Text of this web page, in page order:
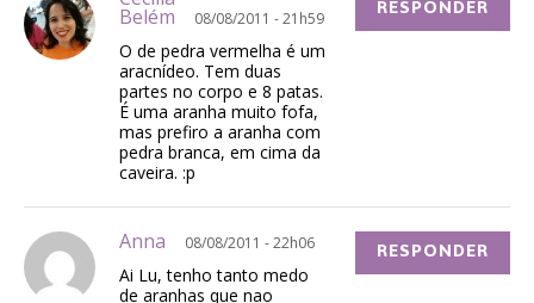
Belém 08/08/2011 - 21h59
O de pedra vermelha é um
aracnídeo. Tem duas
partes no corpo e 8 patas.
É uma aranha muito fofa,
mas prefiro a aranha com
pedra branca, em cima da
caveira. :p
RESPONDER
Anna 08/08/2011 - 22h06
Ai Lu, tenho tanto medo
de aranhas que nao
RESPONDER